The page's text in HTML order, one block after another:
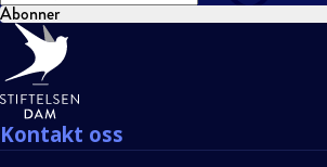
Abonner
Bunntekst
Kontakt oss